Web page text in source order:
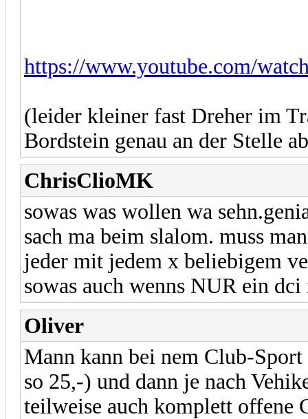
https://www.youtube.com/
(leider kleiner fast Dreher im
Bordstein genau an der Stelle
ChrisClioMK
sowas was wollen wa
sach ma beim slalom. muss
jeder mit jedem x beliebigem
sowas auch wenns NUR ein dci
Oliver
Mann kann bei nem Club-
so 25,-) und dann je nach
teilweise auch komplett offene